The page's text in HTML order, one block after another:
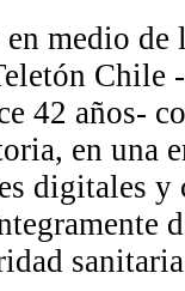
medio de
42 años-
en una
digitales y